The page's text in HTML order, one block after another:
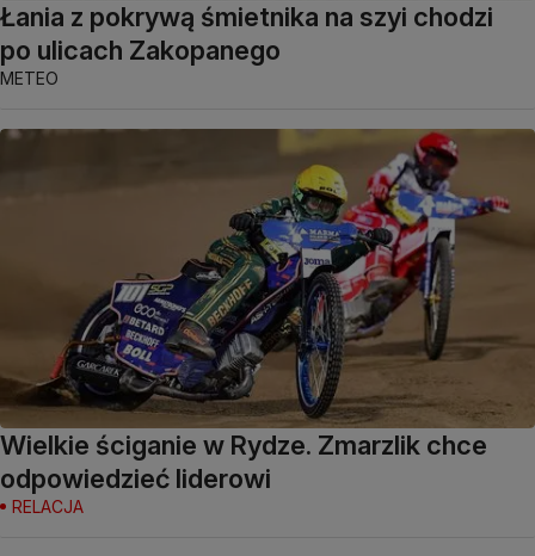
Łania z pokrywą śmietnika na szyi chodzi
po ulicach Zakopanego
METEO
Wielkie ściganie w Rydze. Zmarzlik chce
odpowiedzieć liderowi
RELACJA